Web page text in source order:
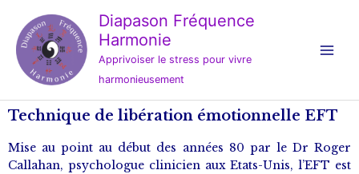
contenu
Diapason Fréquence
Harmonie
Apprivoiser le stress pour vivre
harmonieusement
Technique de libération émotionnelle EFT
Mise au point au début des années 80 par le Dr Roger
Callahan, psychologue clinicien aux Etats-Unis, l’EFT est